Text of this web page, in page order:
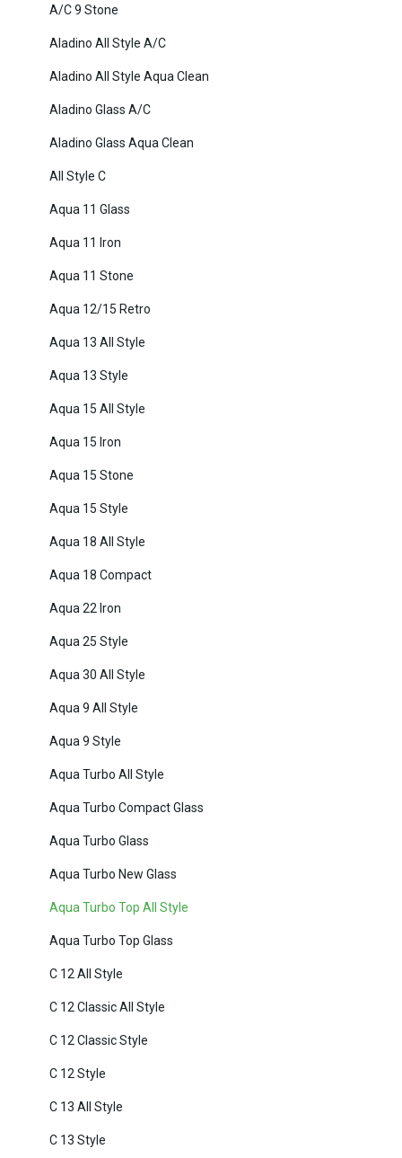
A/C 9 Stone
Aladino All Style A/C
Aladino All Style Aqua Clean
Aladino Glass A/C
Aladino Glass Aqua Clean
All Style C
Aqua 11 Glass
Aqua 11 Iron
Aqua 11 Stone
Aqua 12/15 Retro
Aqua 13 All Style
Aqua 13 Style
Aqua 15 All Style
Aqua 15 Iron
Aqua 15 Stone
Aqua 15 Style
Aqua 18 All Style
Aqua 18 Compact
Aqua 22 Iron
Aqua 25 Style
Aqua 30 All Style
Aqua 9 All Style
Aqua 9 Style
Aqua Turbo All Style
Aqua Turbo Compact Glass
Aqua Turbo Glass
Aqua Turbo New Glass
Aqua Turbo Top All Style
Aqua Turbo Top Glass
C 12 All Style
C 12 Classic All Style
C 12 Classic Style
C 12 Style
C 13 All Style
C 13 Style